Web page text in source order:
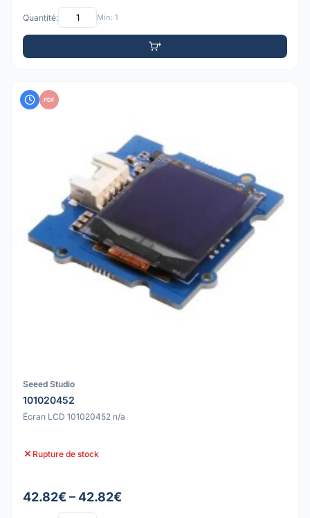
Quantité: Min: 1
PDF
Seeed Studio
101020452
Écran LCD 101020452 n/a
Rupture de stock
42.82€ – 42.82€